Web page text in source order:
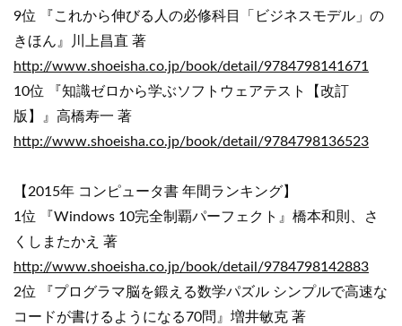
9位 『これから伸びる人の必修科目「ビジネスモデル」の
きほん』川上昌直 著
http://www.shoeisha.co.jp/book/detail/9784798141671
10位 『知識ゼロから学ぶソフトウェアテスト【改訂
版】』高橋寿一 著
http://www.shoeisha.co.jp/book/detail/9784798136523
【2015年 コンピュータ書 年間ランキング】
1位 『Windows 10完全制覇パーフェクト』橋本和則、さ
くしまたかえ 著
http://www.shoeisha.co.jp/book/detail/9784798142883
2位 『プログラマ脳を鍛える数学パズル シンプルで高速な
コードが書けるようになる70問』増井敏克 著